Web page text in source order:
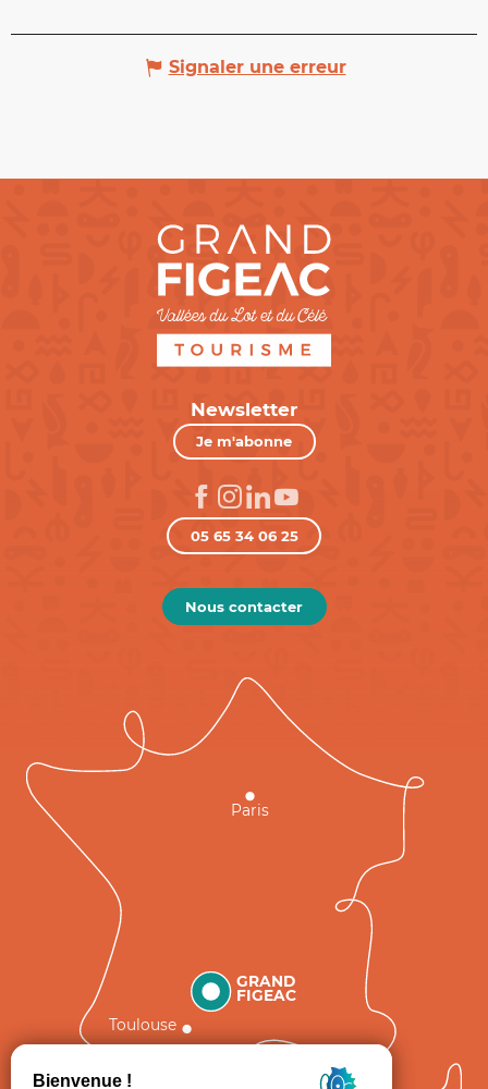
Signaler une erreur
Newsletter
Je m'abonne
05 65 34 06 25
Nous contacter
GRAND
FIGEAC
Toulouse
Paris